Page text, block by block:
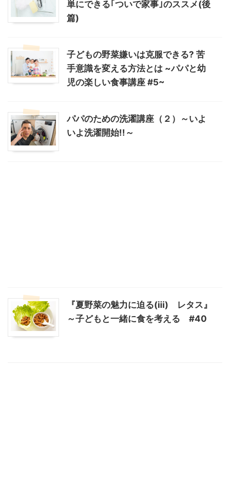
単にできる｢ついで家事｣のススメ(後
篇)
子どもの野菜嫌いは克服できる? 苦
手意識を変える方法とは ~パパと幼
児の楽しい食事講座 #5~
パパのための洗濯講座（２）～いよ
いよ洗濯開始!!～
『夏野菜の魅力に迫る(ⅲ) レタス』
～子どもと一緒に食を考える #40